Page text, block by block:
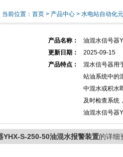
当前位置： 首页 > 产品中心 > 水电站自动化
产品名称：
油混水信号器
更新日期：
2025-09-15
产品特点：
混水信号器用
站油系统中的
中混水或积水
及时检查系统
油混水信号器
YHX-S-250-50油混水报警装置的详细